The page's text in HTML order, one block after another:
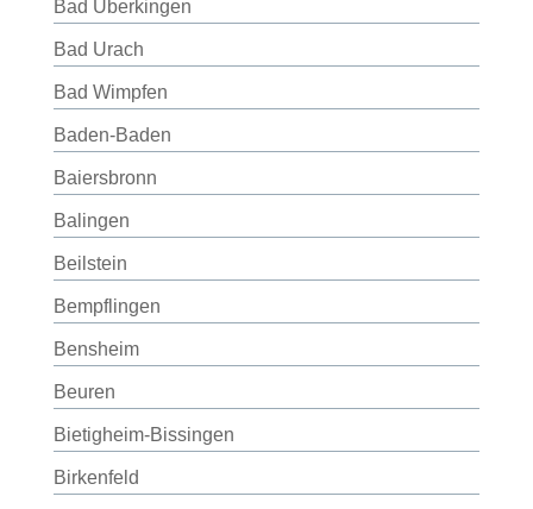
Bad Überkingen
Bad Urach
Bad Wimpfen
Baden-Baden
Baiersbronn
Balingen
Beilstein
Bempflingen
Bensheim
Beuren
Bietigheim-Bissingen
Birkenfeld